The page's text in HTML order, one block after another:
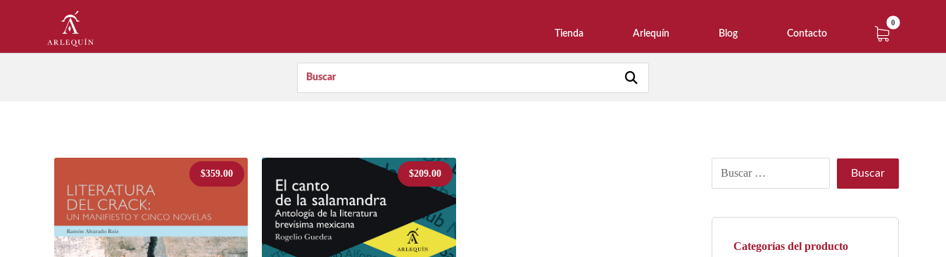
Tienda Arlequín Blog Contacto
$359.00 $209.00
Categorías del producto